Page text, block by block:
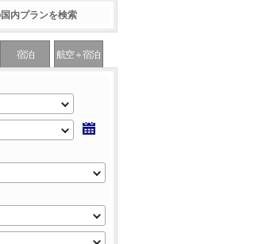
内プランを検索
宿泊 航空＋宿泊